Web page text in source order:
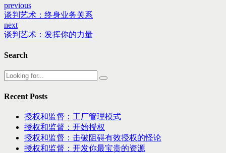
previous
谈判艺术：终身业务关系
next
谈判艺术：发挥你的力量
Search
Recent Posts
授权和监督：工厂管理模式
授权和监督：开始授权
授权和监督：击破阻碍有效授权的怪论
授权和监督：开发你最宝贵的资源